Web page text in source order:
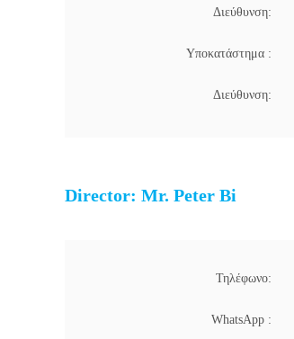
Διεύθυνση:
Υποκατάστημα :
Διεύθυνση:
Director: Mr. Peter Bi
Τηλέφωνο:
WhatsApp :